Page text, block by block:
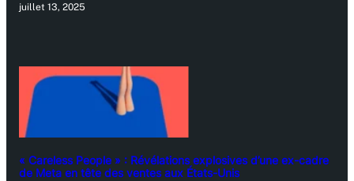
juillet 13, 2025
« Careless People » : Révélations explosives d’une ex-cadre
de Meta en tête des ventes aux États-Unis